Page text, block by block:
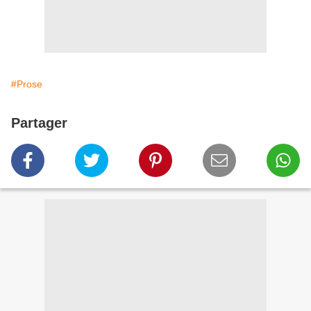
#Prose
Partager